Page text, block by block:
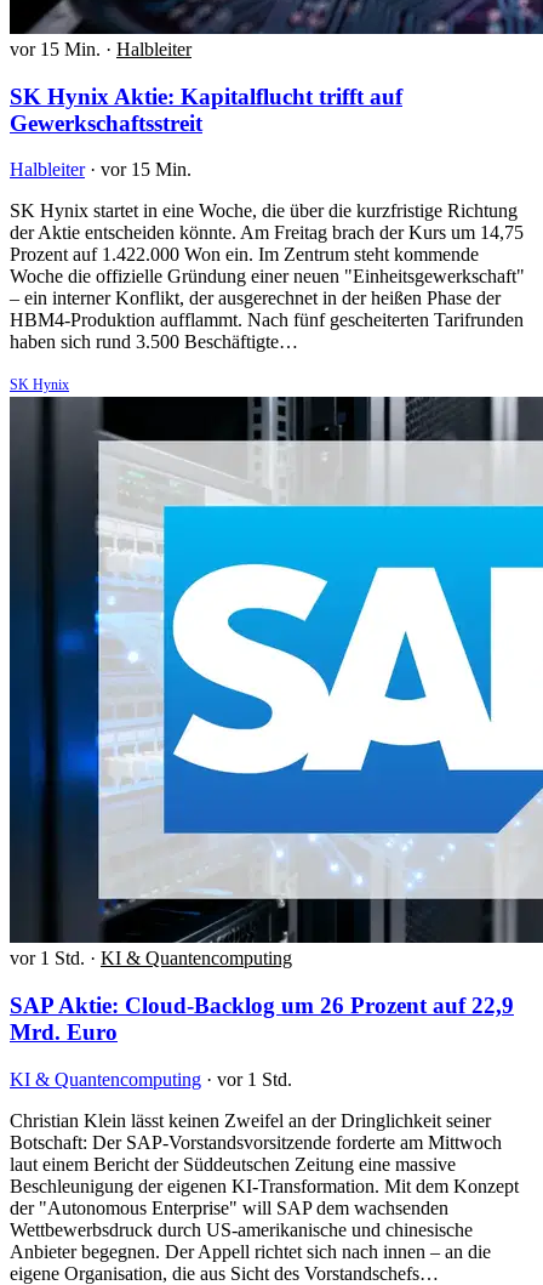
vor 15 Min. · Halbleiter
SK Hynix Aktie: Kapitalflucht trifft auf
Gewerkschaftsstreit
Halbleiter · vor 15 Min.
SK Hynix startet in eine Woche, die über die kurzfristige Richtung
der Aktie entscheiden könnte. Am Freitag brach der Kurs um 14,75
Prozent auf 1.422.000 Won ein. Im Zentrum steht kommende
Woche die offizielle Gründung einer neuen "Einheitsgewerkschaft"
– ein interner Konflikt, der ausgerechnet in der heißen Phase der
HBM4-Produktion aufflammt. Nach fünf gescheiterten Tarifrunden
haben sich rund 3.500 Beschäftigte…
SK Hynix
vor 1 Std. · KI & Quantencomputing
SAP Aktie: Cloud-Backlog um 26 Prozent auf 22,9
Mrd. Euro
KI & Quantencomputing · vor 1 Std.
Christian Klein lässt keinen Zweifel an der Dringlichkeit seiner
Botschaft: Der SAP-Vorstandsvorsitzende forderte am Mittwoch
laut einem Bericht der Süddeutschen Zeitung eine massive
Beschleunigung der eigenen KI-Transformation. Mit dem Konzept
der "Autonomous Enterprise" will SAP dem wachsenden
Wettbewerbsdruck durch US-amerikanische und chinesische
Anbieter begegnen. Der Appell richtet sich nach innen – an die
eigene Organisation, die aus Sicht des Vorstandschefs…